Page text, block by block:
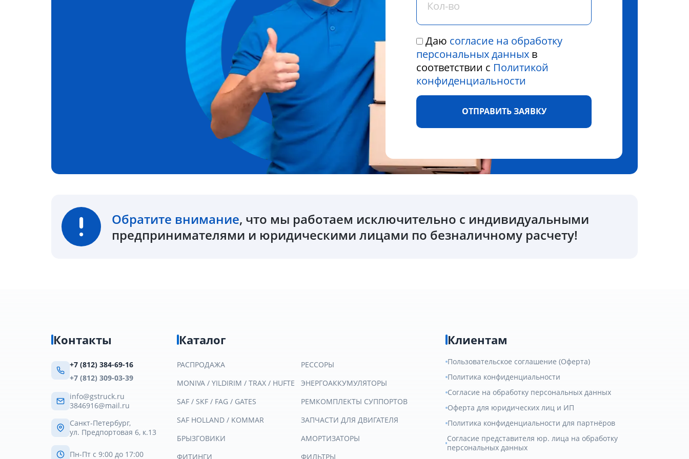
Даю согласие на обработку
персональных данных в
соответствии с Политикой
конфиденциальности
ОТПРАВИТЬ ЗАЯВКУ
Обратите внимание, что мы работаем исключительно с индивидуальными
предпринимателями и юридическими лицами по безналичному расчету!
Контакты
+7 (812) 384-69-16
+7 (812) 309-03-39
info@gstruck.ru
3846916@mail.ru
Санкт-Петербург,
ул. Предпортовая 6, к.13
Пн-Пт с 9:00 до 17:00
Каталог
РАСПРОДАЖА
MONIVA / YILDIRIM / TRAX / HUFTE
SAF / SKF / FAG / GATES
SAF HOLLAND / KOMMAR
БРЫЗГОВИКИ
ФИТИНГИ
РЕССОРЫ
ЭНЕРГОАККУМУЛЯТОРЫ
РЕМКОМПЛЕКТЫ СУППОРТОВ
ЗАПЧАСТИ ДЛЯ ДВИГАТЕЛЯ
АМОРТИЗАТОРЫ
ФИЛЬТРЫ
Клиентам
Пользовательское соглашение (Оферта)
Политика конфиденциальности
Согласие на обработку персональных данных
Оферта для юридических лиц и ИП
Политика конфиденциальности для партнёров
Согласие представителя юр. лица на обработку
персональных данных